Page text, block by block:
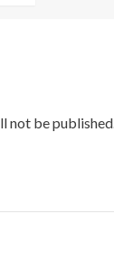
not be published.